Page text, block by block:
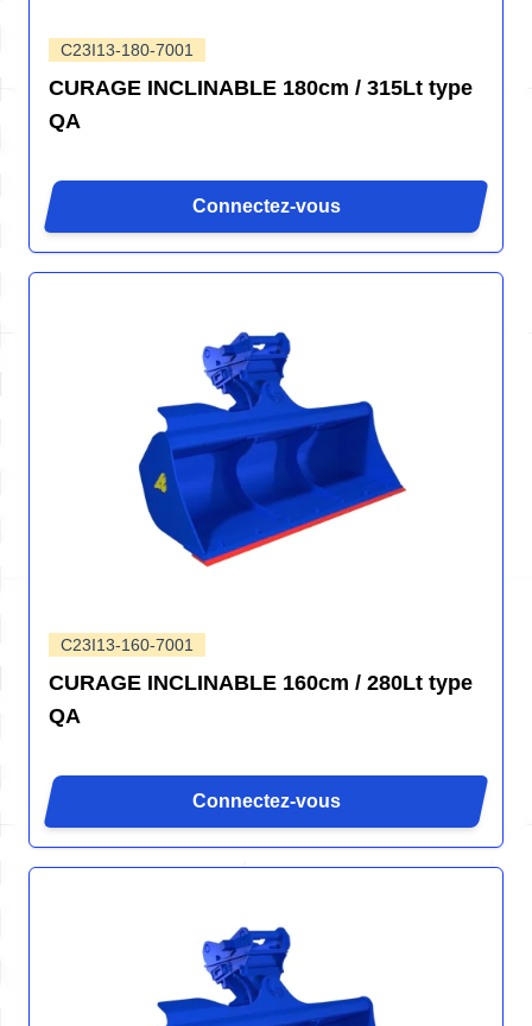
C23I13-180-7001
CURAGE INCLINABLE 180cm / 315Lt type
QA
Connectez-vous
C23I13-160-7001
CURAGE INCLINABLE 160cm / 280Lt type
QA
Connectez-vous